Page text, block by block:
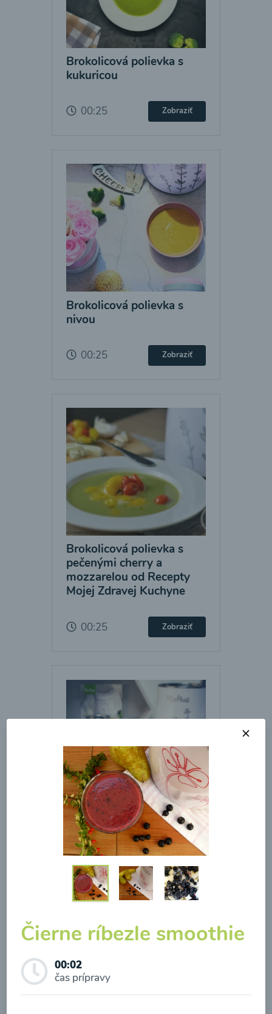
Brokolicová polievka s
kukuricou
00:25 Zobraziť
Brokolicová polievka s
nivou
00:25 Zobraziť
Brokolicová polievka s
pečenými cherry a
mozzarelou od Recepty
Mojej Zdravej Kuchyne
00:25 Zobraziť
Brokolicová polievka so
syrom
00:25 Zobraziť
Čierne ríbezle smoothie
00:02
čas prípravy
Odoslaním registrácie na Newsletter súhlasím so
spracovaním osobných údajov pre účely